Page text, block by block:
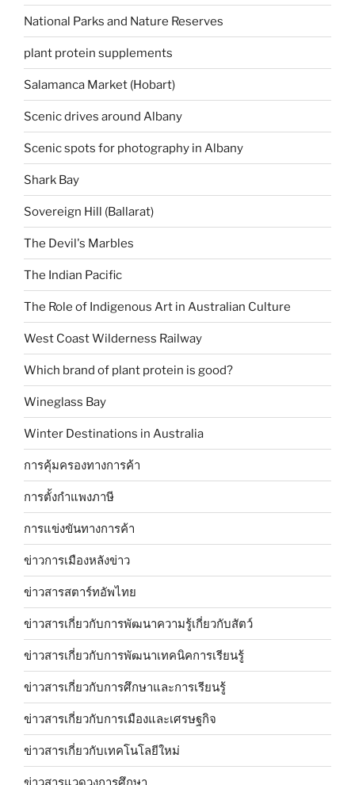
National Parks and Nature Reserves
plant protein supplements
Salamanca Market (Hobart)
Scenic drives around Albany
Scenic spots for photography in Albany
Shark Bay
Sovereign Hill (Ballarat)
The Devil's Marbles
The Indian Pacific
The Role of Indigenous Art in Australian Culture
West Coast Wilderness Railway
Which brand of plant protein is good?
Wineglass Bay
Winter Destinations in Australia
การคุ้มครองทางการค้า
การตั้งกำแพงภาษี
การแข่งขันทางการค้า
ข่าวการเมืองหลังข่าว
ข่าวสารสตาร์ทอัพไทย
ข่าวสารเกี่ยวกับการพัฒนาความรู้เกี่ยวกับสัตว์
ข่าวสารเกี่ยวกับการพัฒนาเทคนิคการเรียนรู้
ข่าวสารเกี่ยวกับการศึกษาและการเรียนรู้
ข่าวสารเกี่ยวกับการเมืองและเศรษฐกิจ
ข่าวสารเกี่ยวกับเทคโนโลยีใหม่